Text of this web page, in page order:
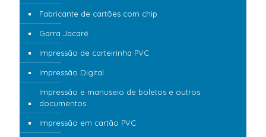
Fabricante de cartões com chip
Garra Jacaré
Impressão de carteirinha PVC
Impressão Digital
Impressão e manuseio de boletos e outros
documentos
Impressão em cartão PVC